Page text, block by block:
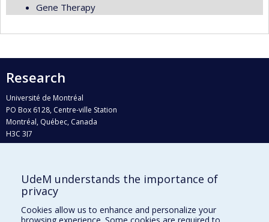
Gene Therapy
Research
Université de Montréal
PO Box 6128, Centre-ville Station
Montréal, Québec, Canada
H3C 3J7
Who does what?
Find us
UdeM understands the importance of
privacy
Cookies allow us to enhance and personalize your
browsing experience. Some cookies are required to